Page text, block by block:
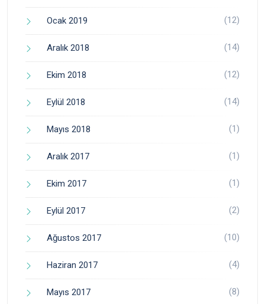
Ocak 2019 (12)
Aralık 2018 (14)
Ekim 2018 (12)
Eylül 2018 (14)
Mayıs 2018 (1)
Aralık 2017 (1)
Ekim 2017 (1)
Eylül 2017 (2)
Ağustos 2017 (10)
Haziran 2017 (4)
Mayıs 2017 (8)